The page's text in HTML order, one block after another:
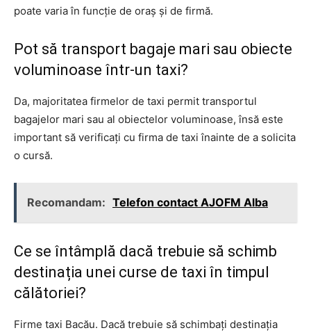
poate varia în funcție de oraș și de firmă.
Pot să transport bagaje mari sau obiecte
voluminoase într-un taxi?
Da, majoritatea firmelor de taxi permit transportul
bagajelor mari sau al obiectelor voluminoase, însă este
important să verificați cu firma de taxi înainte de a solicita
o cursă.
Recomandam: Telefon contact AJOFM Alba
Ce se întâmplă dacă trebuie să schimb
destinația unei curse de taxi în timpul
călătoriei?
Firme taxi Bacău. Dacă trebuie să schimbați destinația